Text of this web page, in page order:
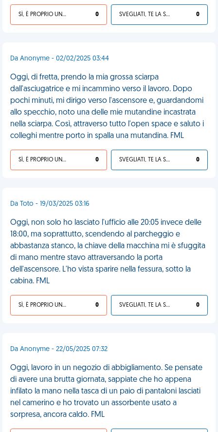
SÌ, È PROPRIO UNA VDM! 0 SVEGLIATI, TE LA SEI CERCATA! 0
Da Anonyme - 02/02/2025 03:44
Oggi, di fretta, prendo la mia grossa sciarpa
dall'asciugatrice e mi incammino verso il lavoro. Dopo
pochi minuti, mi dirigo verso l'ascensore e, guardandomi
allo specchio, noto una delle mie mutandine incastrata
nella sciarpa. Così, attraverso tutto l'open space e saluto i
colleghi mentre porto in spalla una mutandina. FML
SÌ, È PROPRIO UNA VDM! 0 SVEGLIATI, TE LA SEI CERCATA! 0
Da Toto - 19/03/2025 03:16
Oggi, non solo ho lasciato l'ufficio alle 20:05 invece delle
18:00, ma soprattutto, scendendo al parcheggio e
abbastanza stanco, la chiave della macchina mi è sfuggita
di mano mentre stavo attraversando la porta
dell'ascensore. L'ho vista sparire nella fessura, sotto la
cabina. FML
SÌ, È PROPRIO UNA VDM! 0 SVEGLIATI, TE LA SEI CERCATA! 0
Da Anonyme - 22/05/2025 07:32
Oggi, lavoro in un negozio di abbigliamento. Se pensate
di avere una brutta giornata, sappiate che ho appena
infilato la mano nella tasca di un paio di pantaloni lasciati
nel camerino e ho trovato un assorbente usato a
sorpresa, ancora caldo. FML